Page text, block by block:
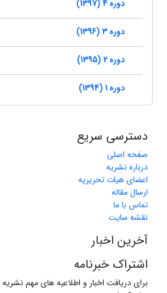
دوره 4 (1397)
دوره 3 (1396)
دوره 2 (1395)
دوره 1 (1394)
دسترسی سریع
صفحه اصلی
درباره نشریه
اعضای هیات تحریریه
ارسال مقاله
تماس با ما
نقشه سایت
آخرین اخبار
اشتراک خبرنامه
برای دریافت اخبار و اطلاعیه های مهم